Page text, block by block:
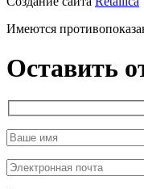
Имеются
Оставить